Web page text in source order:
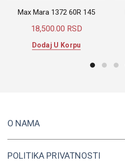
Max Mara 1372 60R 145
18,500.00 RSD
Dodaj U Korpu
O NAMA
POLITIKA PRIVATNOSTI